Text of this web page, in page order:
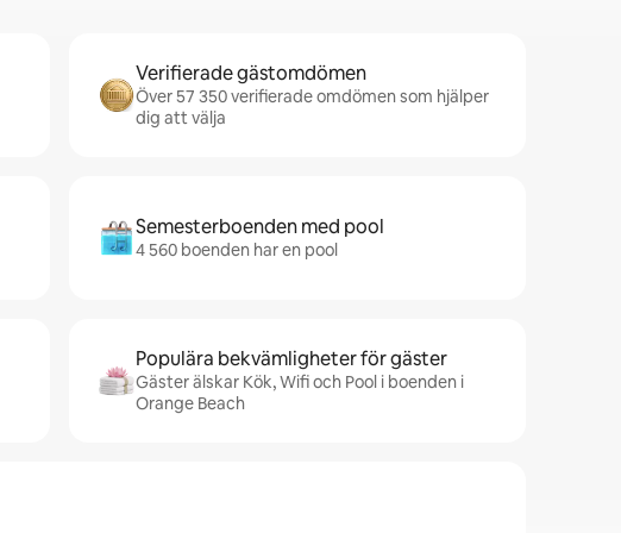
Verifierade gästomdömen
Över 57 350 verifierade omdömen som hjälper
dig att välja
Semesterboenden med pool
4 560 boenden har en pool
Populära bekvämligheter för gäster
Gäster älskar Kök, Wifi och Pool i boenden i
Orange Beach